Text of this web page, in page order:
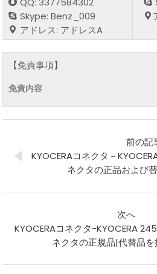
Skype: Benz_009
アドレス: アドレスA
【免責事項】
免責内容
前の記
KYOCERAコネクタ－
ネクタの正品および
次へ
KYOCERAコネクタ-KYOCERA
ネクタの正規品|代替品